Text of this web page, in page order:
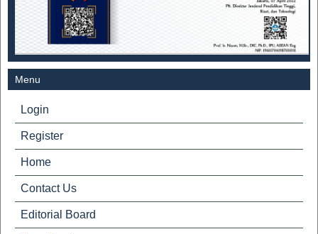
Menu
Login
Register
Home
Contact Us
Editorial Board